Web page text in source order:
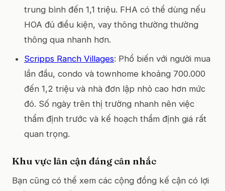
trung bình đến 1,1 triệu. FHA có thể dùng nếu
HOA đủ điều kiện, vay thông thường thường
thông qua nhanh hơn.
Scripps Ranch Villages: Phổ biến với người mua
lần đầu, condo và townhome khoảng 700.000
đến 1,2 triệu và nhà đơn lập nhỏ cao hơn mức
đó. Số ngày trên thị trường nhanh nên việc
thẩm định trước và kế hoạch thẩm định giá rất
quan trọng.
Khu vực lân cận đáng cân nhắc
Bạn cũng có thể xem các cộng đồng kế cận có lợi